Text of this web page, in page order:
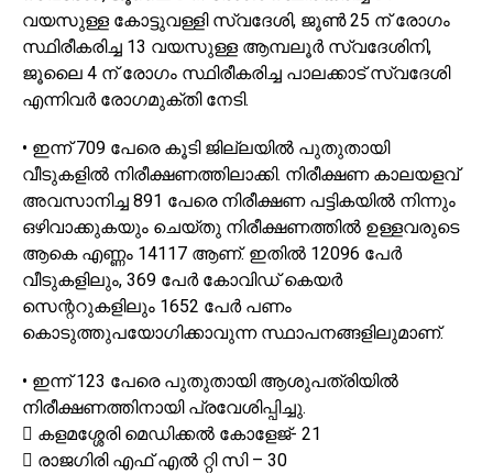
വയസുള്ള കോട്ടുവള്ളി സ്വദേശി, ജൂൺ 25 ന് രോഗം
സ്ഥിരീകരിച്ച 13 വയസുള്ള ആമ്പലൂർ സ്വദേശിനി,
ജൂലൈ 4 ന് രോഗം സ്ഥിരീകരിച്ച പാലക്കാട് സ്വദേശി
എന്നിവർ രോഗമുക്തി നേടി.
• ഇന്ന് 709 പേരെ കൂടി ജില്ലയിൽ പുതുതായി
വീടുകളിൽ നിരീക്ഷണത്തിലാക്കി. നിരീക്ഷണ കാലയളവ്
അവസാനിച്ച 891 പേരെ നിരീക്ഷണ പട്ടികയിൽ നിന്നും
ഒഴിവാക്കുകയും ചെയ്തു നിരീക്ഷണത്തിൽ ഉള്ളവരുടെ
ആകെ എണ്ണം 14117 ആണ്. ഇതിൽ 12096 പേർ
വീടുകളിലും, 369 പേർ കോവിഡ് കെയർ
സെന്ററുകളിലും 1652 പേർ പണം
കൊടുത്തുപയോഗിക്കാവുന്ന സ്ഥാപനങ്ങളിലുമാണ്.
• ഇന്ന് 123 പേരെ പുതുതായി ആശുപത്രിയിൽ
നിരീക്ഷണത്തിനായി പ്രവേശിപ്പിച്ചു.
 കളമശ്ശേരി മെഡിക്കൽ കോളേജ്- 21
 രാജഗിരി എഫ് എൽ റ്റി സി – 30